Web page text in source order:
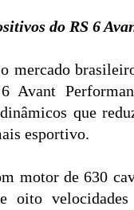
do RS 6
mercado
Avant
que
esportivo.
motor de 630
oito